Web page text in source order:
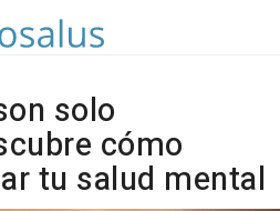
solo
cómo
tu salud mental